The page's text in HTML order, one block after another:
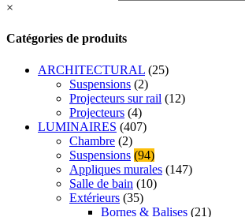
×
Catégories de produits
ARCHITECTURAL (25)
Suspensions (2)
Projecteurs sur rail (12)
Projecteurs (4)
LUMINAIRES (407)
Chambre (2)
Suspensions (94)
Appliques murales (147)
Salle de bain (10)
Extérieurs (35)
Bornes & Balises (21)